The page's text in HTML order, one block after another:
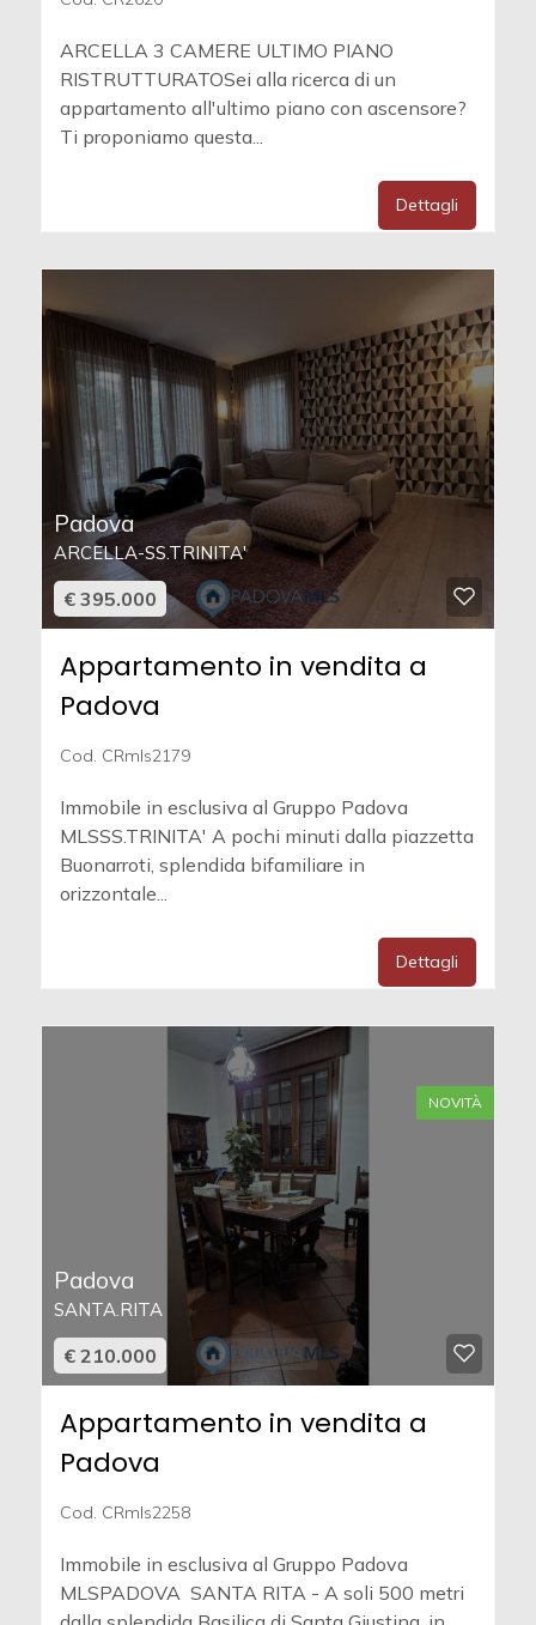
ARCELLA 3 CAMERE ULTIMO PIANO
RISTRUTTURATOSei alla ricerca di un
appartamento all'ultimo piano con ascensore?
Ti proponiamo questa...
Dettagli
Padova
ARCELLA-SS.TRINITA'
€ 395.000
Appartamento in vendita a
Padova
Cod. CRmls2179
Immobile in esclusiva al Gruppo Padova
MLSSS.TRINITA' A pochi minuti dalla piazzetta
Buonarroti, splendida bifamiliare in
orizzontale...
Dettagli
NOVITÀ
Padova
SANTA.RITA
€ 210.000
Appartamento in vendita a
Padova
Cod. CRmls2258
Immobile in esclusiva al Gruppo Padova
MLSPADOVA  SANTA RITA - A soli 500 metri